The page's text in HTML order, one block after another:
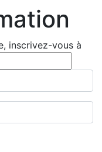
inscrivez-vous à